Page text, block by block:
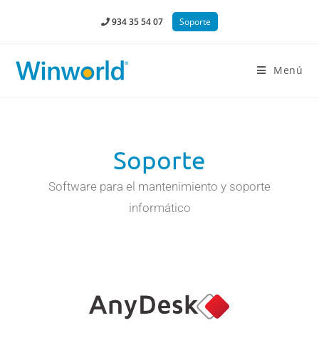
934 35 54 07 Soporte
Menú
Soporte
Software para el mantenimiento y soporte
informático